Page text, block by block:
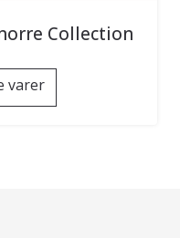
Collection
varer